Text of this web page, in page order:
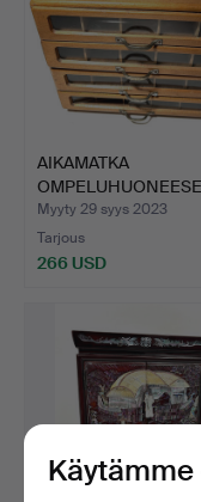
AIKAMATKA
VINTAGE AMANN …
Myyty 29 syys 2023
Tarjous
266 USD